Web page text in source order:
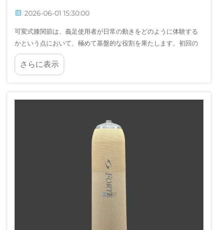
2026-06-01 15:30:00
可変式膝関節は、義足使用者が日常の動きをどのように体験する
かという点において、極めて基盤的な役割を果たします。初回の
装着セッションから長期にわたる日常使用に至るまで、可変式膝
関節は義足が身体にどれだけ適合するかを直接左右します…
さらに表示